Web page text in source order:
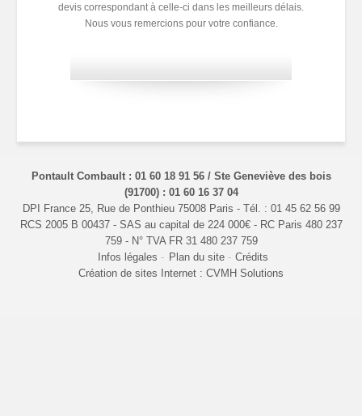
devis correspondant à celle-ci dans les meilleurs délais.
Nous vous remercions pour votre confiance.
Pontault Combault : 01 60 18 91 56 / Ste Geneviève des bois
(91700) : 01 60 16 37 04
DPI France 25, Rue de Ponthieu 75008 Paris - Tél. : 01 45 62 56 99
RCS 2005 B 00437 - SAS au capital de 224 000€ - RC Paris 480 237
759 - N° TVA FR 31 480 237 759
Infos légales
Plan du site
Crédits
Création de sites Internet : CVMH Solutions